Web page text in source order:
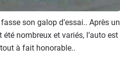
son galop d’essai.. Après un
nombreux et variés, l’auto est
à fait honorable..